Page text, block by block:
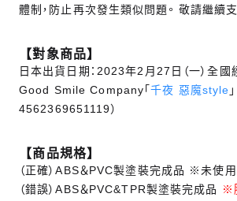
體制，防止再次發生類似問題。 敬請繼續
【對象商品】
日本出貨日期：2023年2月27日（一）全
Good Smile Company「千夜 惡魔style
4562369651119）
【商品規格】
（正確）ABS＆PVC製塗裝完成品 ※未使
（錯誤）ABS＆PVC&TPR製塗裝完成品
※